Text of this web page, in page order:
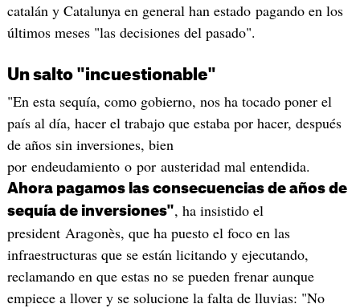
catalán y Catalunya en general han estado pagando en los
últimos meses "las decisiones del pasado".
Un salto "incuestionable"
"En esta sequía, como gobierno, nos ha tocado poner el
país al día, hacer el trabajo que estaba por hacer, después
de años sin inversiones, bien
por endeudamiento o por austeridad mal entendida.
Ahora pagamos las consecuencias de años de
sequía de inversiones", ha insistido el
president Aragonès, que ha puesto el foco en las
infraestructuras que se están licitando y ejecutando,
reclamando en que estas no se pueden frenar aunque
empiece a llover y se solucione la falta de lluvias: "No